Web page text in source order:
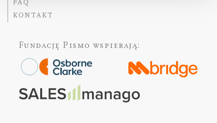
FAQ
KONTAKT
Fundację Pismo wspierają: